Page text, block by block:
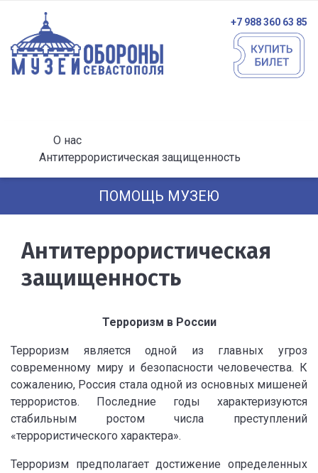
+7 988 360 63 85
О нас
Антитеррористическая защищенность
ПОМОЩЬ МУЗЕЮ
Антитеррористическая
защищенность
Терроризм в России
Терроризм является одной из главных угроз
современному миру и безопасности человечества. К
сожалению, Россия стала одной из основных мишеней
террористов. Последние годы характеризуются
стабильным ростом числа преступлений
«террористического характера».
Терроризм предполагает достижение определенных